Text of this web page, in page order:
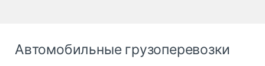
Автомобильные грузоперевозки